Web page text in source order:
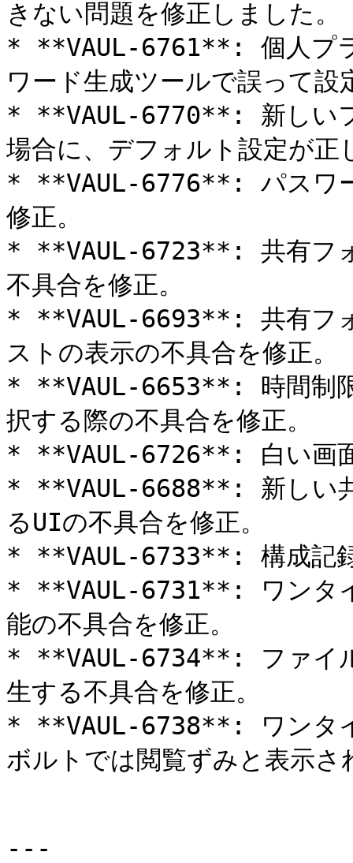
きない問題を修正しました。
* **VAUL-6761**: 個人プラ
ワード生成ツールで誤って
* **VAUL-6770**: 新しいフ
場合に、デフォルト設定が
* **VAUL-6776**: パスワー
修正。
* **VAUL-6723**: 共有フォ
不具合を修正。
* **VAUL-6693**: 共有フォ
ストの表示の不具合を修正。
* **VAUL-6653**: 時間制限
択する際の不具合を修正。
* **VAUL-6726**: 白い画面
* **VAUL-6688**: 新しい共
るUIの不具合を修正。
* **VAUL-6733**: 構成記録
* **VAUL-6731**: ワンタイ
能の不具合を修正。
* **VAUL-6734**: ファイル
生する不具合を修正。
* **VAUL-6738**: ワンタイ
ボルトでは閲覧ずみと表示さ
---